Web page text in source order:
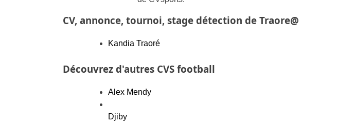
CV, annonce, tournoi, stage détection de Traore@
Kandia Traoré
Découvrez d'autres CVS football
Alex Mendy
Djiby